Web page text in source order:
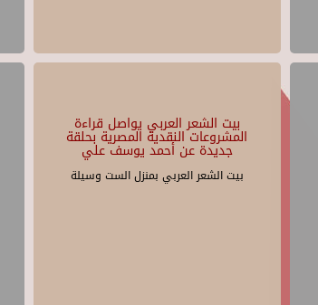
بيت الشعر العربي يواصل قراءة
المشروعات النقدية المصرية بحلقة
جديدة عن أحمد يوسف علي
بيت الشعر العربي بمنزل الست وسيلة